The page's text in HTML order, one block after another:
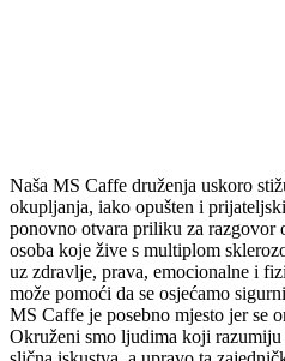
Naša MS Caffe druženja uskoro
okupljanja, iako opušten i
ponovno otvara priliku za razgovor
osoba koje žive s multiplom
uz zdravlje, prava, emocionalne i
može pomoći da se osjećamo
MS Caffe je posebno mjesto jer se
Okruženi smo ljudima koji